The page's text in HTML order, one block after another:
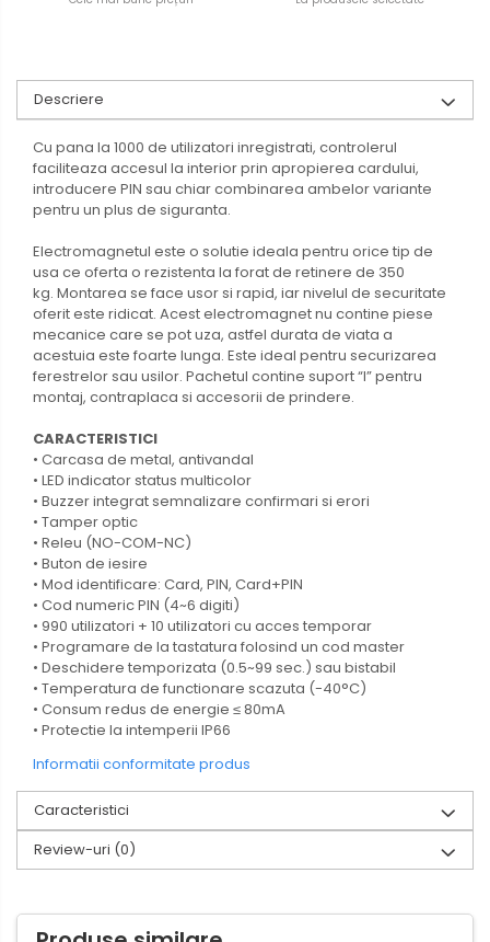
Descriere
Cu pana la 1000 de utilizatori inregistrati, controlerul
faciliteaza accesul la interior prin apropierea cardului,
introducere PIN sau chiar combinarea ambelor variante
pentru un plus de siguranta.
Electromagnetul este o solutie ideala pentru orice tip de
usa ce oferta o rezistenta la forat de retinere de 350
kg. Montarea se face usor si rapid, iar nivelul de securitate
oferit este ridicat. Acest electromagnet nu contine piese
mecanice care se pot uza, astfel durata de viata a
acestuia este foarte lunga. Este ideal pentru securizarea
ferestrelor sau usilor. Pachetul contine suport “I” pentru
montaj, contraplaca si accesorii de prindere.
CARACTERISTICI
• Carcasa de metal, antivandal
• LED indicator status multicolor
• Buzzer integrat semnalizare confirmari si erori
• Tamper optic
• Releu (NO-COM-NC)
• Buton de iesire
• Mod identificare: Card, PIN, Card+PIN
• Cod numeric PIN (4~6 digiti)
• 990 utilizatori + 10 utilizatori cu acces temporar
• Programare de la tastatura folosind un cod master
• Deschidere temporizata (0.5~99 sec.) sau bistabil
• Temperatura de functionare scazuta (-40°C)
• Consum redus de energie ≤ 80mA
• Protectie la intemperii IP66
Informatii conformitate produs
Caracteristici
Review-uri (0)